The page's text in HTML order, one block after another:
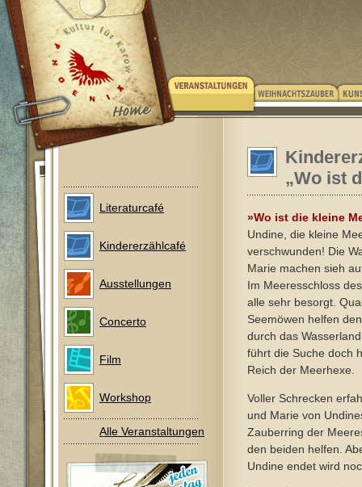
Literaturcafé
Kindererzählcafé
Ausstellungen
Concerto
Film
Workshop
Alle Veranstaltungen
„Wo ist
»Wo ist die kleine
Undine, die kleine
verschwunden! Die
Marie machen sieh
Im Meeresschloss
alle sehr besorgt.
Seemöwen helfen
durch das
führt die Suche doch
Reich der Meerhexe.
Voller Schrecken
und Marie von
Zauberring der
den beiden helfen.
Undine endet wird